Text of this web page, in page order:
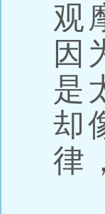
观
因
是
却
律